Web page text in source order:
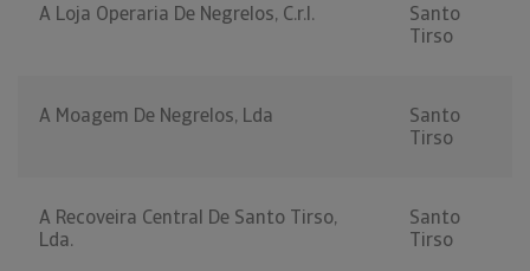
A Loja Operaria De Negrelos, C.r.l.
Santo
Tirso
A Moagem De Negrelos, Lda
Santo
Tirso
A Recoveira Central De Santo Tirso,
Lda.
Santo
Tirso